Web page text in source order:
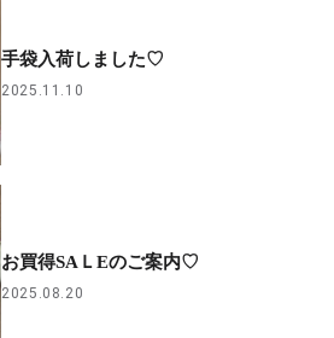
手袋入荷しました♡
2025.11.10
お買得SAＬEのご案内♡
2025.08.20